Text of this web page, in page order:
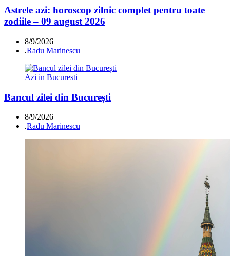
Astrele azi: horoscop zilnic complet pentru toate
zodiile – 09 august 2026
8/9/2026
.Radu Marinescu
Azi in Bucuresti
Bancul zilei din București
8/9/2026
.Radu Marinescu